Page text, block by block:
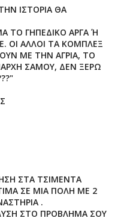
ΙΣΤΟΡΙΑ ΘΑ
ΤΟ ΓΗΠΕΔΙΚΟ ΑΡΓΑ Ή
ΟΙ ΑΛΛΟΙ ΤΑ ΚΟΜΠΛΕΞ
ΜΕ ΤΗΝ ΑΓΡΙΑ, ΤΟ
ΣΑΜΟΥ, ΔΕΝ ΞΕΡΩ
ΣΤΑ ΤΣΙΜΕΝΤΑ
ΣΕ ΜΙΑ ΠΟΛΗ ΜΕ 2
.
ΣΤΟ ΠΡΟΒΛΗΜΑ ΣΟΥ